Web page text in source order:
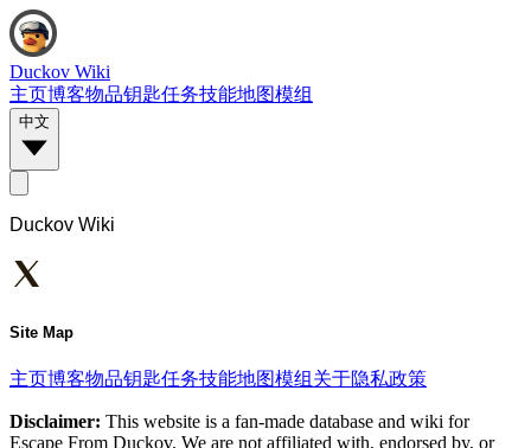
Duckov Wiki
主页博客物品钥匙任务技能地图模组
中文
Duckov Wiki
Site Map
主页博客物品钥匙任务技能地图模组 关于隐私政策
Disclaimer: This website is a fan-made database and wiki for
Escape From Duckov. We are not affiliated with, endorsed by, or